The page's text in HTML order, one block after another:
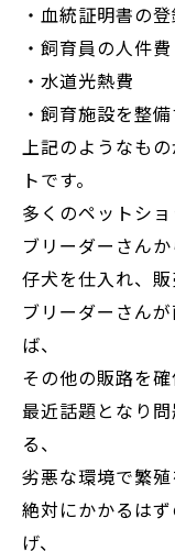
・血統証明書の
・飼育員の人件費
・水道光熱費
・飼育施設を整
上記のようなも
トです。
多くのペットシ
ブリーダーさんか
仔犬を仕入れ、販
ブリーダーさん
ば、
その他の販路を確
最近話題となり
る、
劣悪な環境で繁殖
絶対にかかるは
げ、